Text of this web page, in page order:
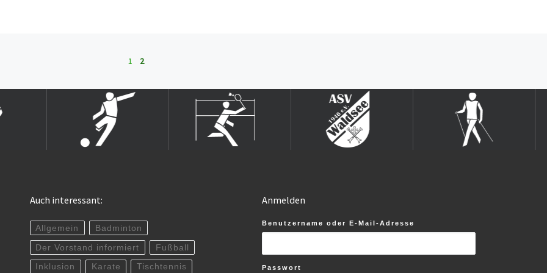
1 2
Auch interessant:
Allgemein Badminton
Der Vorstand informiert Fußball
Inklusion Karate Tischtennis
Anmelden
Benutzername oder E-Mail-Adresse
Passwort